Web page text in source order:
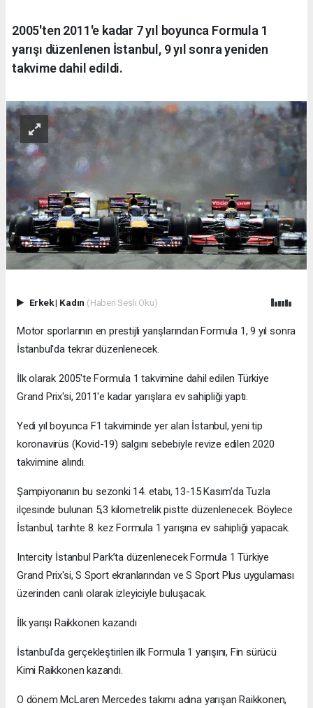
2005'ten 2011'e kadar 7 yıl boyunca Formula 1
yarışı düzenlenen İstanbul, 9 yıl sonra yeniden
takvime dahil edildi.
Erkek| Kadın (Haberi Sesli Oku)
Motor sporlarının en prestijli yarışlarından Formula 1, 9 yıl sonra
İstanbul'da tekrar düzenlenecek.
İlk olarak 2005'te Formula 1 takvimine dahil edilen Türkiye
Grand Prix'si, 2011'e kadar yarışlara ev sahipliği yaptı.
Yedi yıl boyunca F1 takviminde yer alan İstanbul, yeni tip
koronavirüs (Kovid-19) salgını sebebiyle revize edilen 2020
takvimine alındı.
Şampiyonanın bu sezonki 14. etabı, 13-15 Kasım'da Tuzla
ilçesinde bulunan 5,3 kilometrelik pistte düzenlenecek. Böylece
İstanbul, tarihte 8. kez Formula 1 yarışına ev sahipliği yapacak.
Intercity İstanbul Park’ta düzenlenecek Formula 1 Türkiye
Grand Prix'si, S Sport ekranlarından ve S Sport Plus uygulaması
üzerinden canlı olarak izleyiciyle buluşacak.
İlk yarışı Raikkonen kazandı
İstanbul'da gerçekleştirilen ilk Formula 1 yarışını, Fin sürücü
Kimi Raikkonen kazandı.
O dönem McLaren Mercedes takımı adına yarışan Raikkonen,